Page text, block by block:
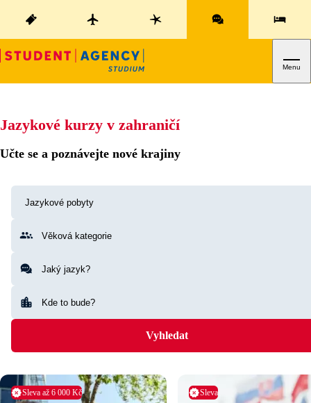
Menu
Jazykové kurzy v zahraničí
Učte se a poznávejte nové krajiny
Vyhledat
Sleva až 6 000 Kč Sleva